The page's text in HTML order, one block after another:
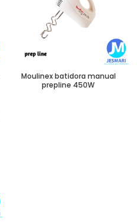
Moulinex batidora manual
prepline 450W